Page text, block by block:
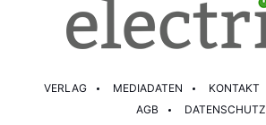
VERLAG MEDIADATEN KONTAKT
AGB
DATENSCHUTZ